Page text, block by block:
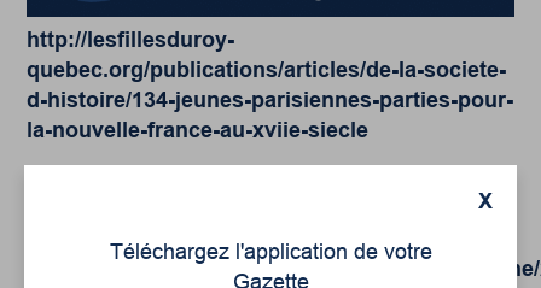
http://lesfillesduroy-
quebec.org/publications/articles/de-la-societe-
d-histoire/134-jeunes-parisiennes-parties-pour-
la-nouvelle-france-au-xviie-siecle
http://ici.radio-
canada.ca/emissions/
X
Téléchargez l'application de votre
Gazette